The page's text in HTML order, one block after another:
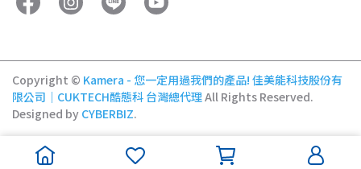
Copyright © Kamera - 您一定用過我們的產品! 佳美能科技股份有
限公司｜CUKTECH酷態科 台灣總代理All Rights Reserved.
Designed by CYBERBIZ.